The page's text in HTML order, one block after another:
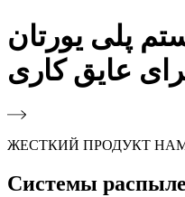
پلی یورتان
عایق کاری
ЖЕСТКИЙ ПРОДУКТ
Системы